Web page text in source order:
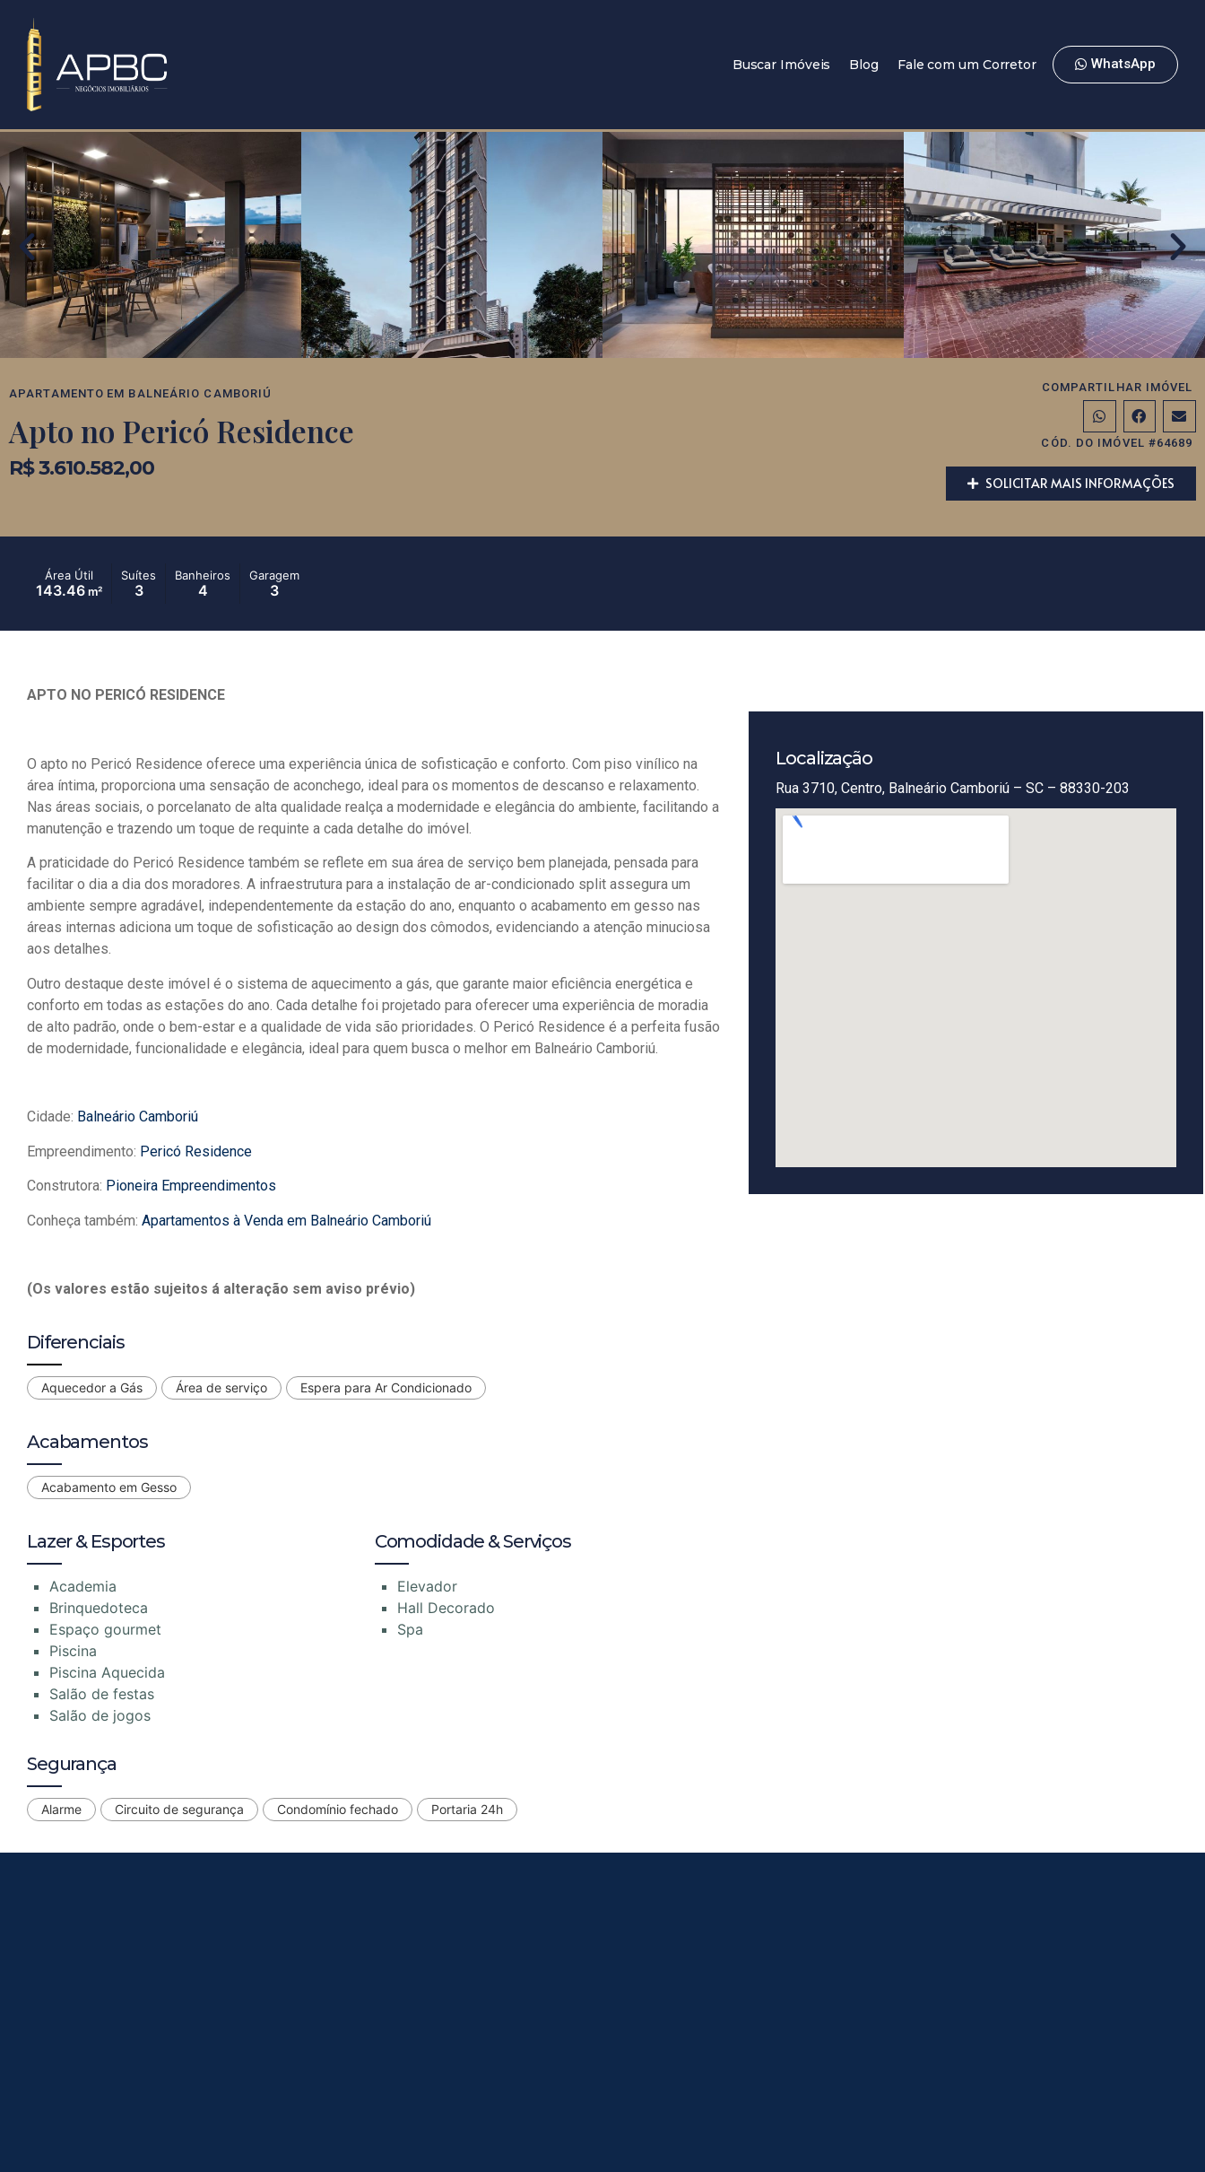
Buscar Imóveis Blog Fale com um Corretor WhatsApp
APARTAMENTO EM BALNEÁRIO CAMBORIÚ
Apto no Pericó Residence
R$ 3.610.582,00
COMPARTILHAR IMÓVEL
CÓD. DO IMÓVEL #64689
SOLICITAR MAIS INFORMAÇÕES
Área Útil
143.46 m²
Suítes
3
Banheiros
4
Garagem
3
APTO NO PERICÓ RESIDENCE
O apto no Pericó Residence oferece uma experiência única de sofisticação e conforto. Com piso vinílico na
área íntima, proporciona uma sensação de aconchego, ideal para os momentos de descanso e relaxamento.
Nas áreas sociais, o porcelanato de alta qualidade realça a modernidade e elegância do ambiente, facilitando a
manutenção e trazendo um toque de requinte a cada detalhe do imóvel.
A praticidade do Pericó Residence também se reflete em sua área de serviço bem planejada, pensada para
facilitar o dia a dia dos moradores. A infraestrutura para a instalação de ar-condicionado split assegura um
ambiente sempre agradável, independentemente da estação do ano, enquanto o acabamento em gesso nas
áreas internas adiciona um toque de sofisticação ao design dos cômodos, evidenciando a atenção minuciosa
aos detalhes.
Outro destaque deste imóvel é o sistema de aquecimento a gás, que garante maior eficiência energética e
conforto em todas as estações do ano. Cada detalhe foi projetado para oferecer uma experiência de moradia
de alto padrão, onde o bem-estar e a qualidade de vida são prioridades. O Pericó Residence é a perfeita fusão
de modernidade, funcionalidade e elegância, ideal para quem busca o melhor em Balneário Camboriú.
Cidade: Balneário Camboriú
Empreendimento: Pericó Residence
Construtora: Pioneira Empreendimentos
Conheça também: Apartamentos à Venda em Balneário Camboriú
(Os valores estão sujeitos á alteração sem aviso prévio)
Diferenciais
Aquecedor a Gás Área de serviço Espera para Ar Condicionado
Acabamentos
Acabamento em Gesso
Lazer & Esportes
Academia
Brinquedoteca
Espaço gourmet
Piscina
Piscina Aquecida
Salão de festas
Salão de jogos
Comodidade & Serviços
Elevador
Hall Decorado
Spa
Segurança
Alarme Circuito de segurança Condomínio fechado Portaria 24h
Localização
Rua 3710, Centro, Balneário Camboriú – SC – 88330-203